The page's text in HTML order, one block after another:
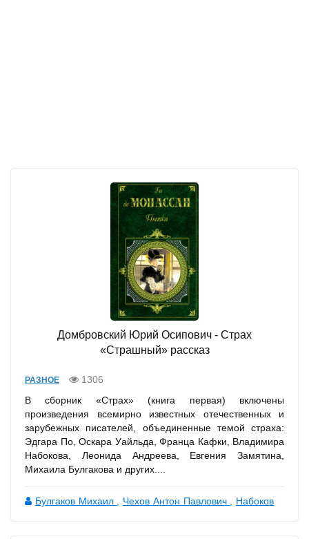
Домбровский Юрий Осипович - Страх
«Страшный» рассказ
РАЗНОЕ
1306
В сборник «Страх» (книга первая) включены
произведения всемирно известных отечественных и
зарубежных писателей, объединенные темой страха:
Эдгара По, Оскара Уайльда, Франца Кафки, Владимира
Набокова, Леонида Андреева, Евгения Замятина,
Михаила Булгакова и других....
Булгаков Михаил Чехов Антон Павлович
Набоков